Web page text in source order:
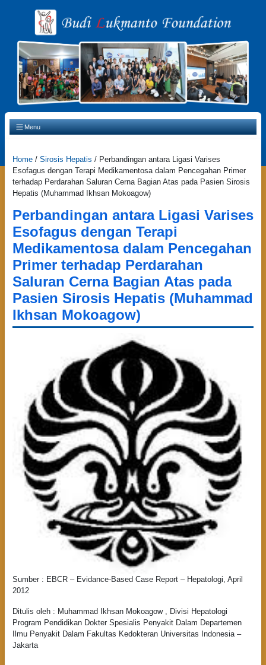
Main Navigation
Menu
Home / Sirosis Hepatis / Perbandingan antara Ligasi Varises
Esofagus dengan Terapi Medikamentosa dalam Pencegahan Primer
terhadap Perdarahan Saluran Cerna Bagian Atas pada Pasien Sirosis
Hepatis (Muhammad Ikhsan Mokoagow)
Perbandingan antara Ligasi Varises
Esofagus dengan Terapi
Medikamentosa dalam Pencegahan
Primer terhadap Perdarahan
Saluran Cerna Bagian Atas pada
Pasien Sirosis Hepatis (Muhammad
Ikhsan Mokoagow)
Sumber : EBCR – Evidance-Based Case Report – Hepatologi, April
2012
Ditulis oleh : Muhammad Ikhsan Mokoagow , Divisi Hepatologi
Program Pendidikan Dokter Spesialis Penyakit Dalam Departemen
Ilmu Penyakit Dalam Fakultas Kedokteran Universitas Indonesia –
Jakarta